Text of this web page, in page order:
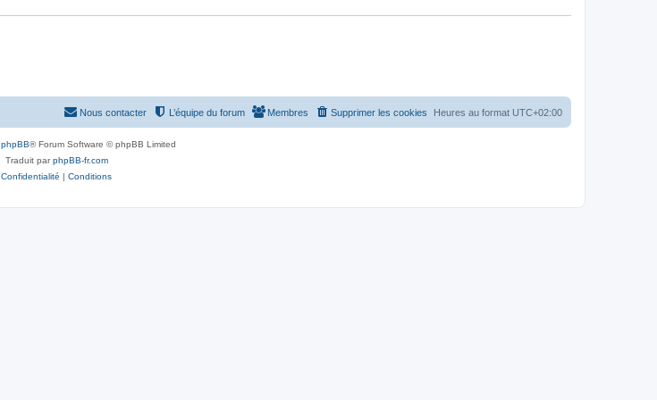
Heures au format UTC+02:00
Supprimer les cookies
Membres
L’équipe du forum
Nous contacter
phpBB® Forum Software © phpBB Limited
Traduit parphpBB-fr.com
Confidentialité | Conditions